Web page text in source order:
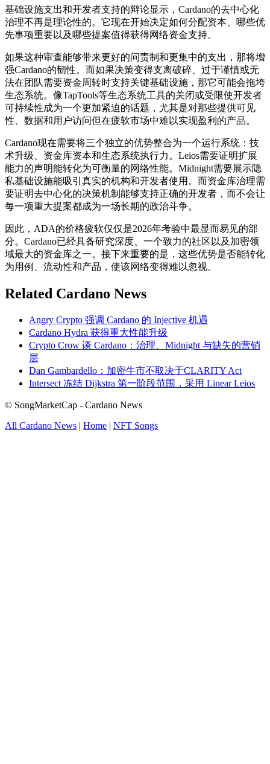
基础设施支出和开发者支持的辩论显示，Cardano的去中心化
治理不再是理论性的。它现在开始决定如何分配资本、哪些优
先事项重要以及哪些提案值得获得网络资金支持。
如果这种审查能够带来更好的问责制和更集中的支出，那将增
强Cardano的韧性。而如果决策变得支离破碎、过于谨慎或无
法在团队需要资金周转时支持关键基础设施，那它可能会拖垮
生态系统。像TapTools等生态系统工具的关闭或受限使开发者
可持续性成为一个更加紧迫的话题，尤其是对那些提供可见
性、数据和用户访问但在疲软市场中难以实现盈利的产品。
Cardano现在需要将三个独立的优势整合为一个运行系统：技
术升级、资金库资本和生态系统执行力。Leios需要证明扩展
能力的声明能转化为可衡量的网络性能。Midnight需要展示隐
私基础设施能吸引真实的机构和开发者使用。而资金库治理需
要证明去中心化的决策机制能够支持正确的开发者，而不会让
每一项重大提案都成为一场长期的政治斗争。
因此，ADA的价格疲软仅仅是2026年考验中最显而易见的部
分。Cardano已经具备研究深度、一个致力的社区以及加密领
域最大的资金库之一。接下来重要的是，这些优势是否能转化
为用例、流动性和产品，使该网络变得难以忽视。
Related Cardano News
Angry Crypto 强调 Cardano 的 Injective 机遇
Cardano Hydra 获得重大性能升级
Crypto Crow 谈 Cardano：治理、Midnight 与缺失的营销
层
Dan Gambardello：加密牛市不取决于CLARITY Act
Intersect 冻结 Dijkstra 第一阶段范围，采用 Linear Leios
© SongMarketCap - Cardano News
All Cardano News | Home | NFT Songs